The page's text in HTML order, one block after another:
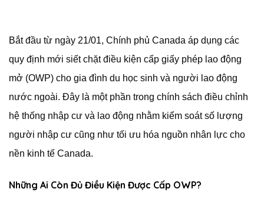
Bắt đầu từ ngày 21/01, Chính phủ Canada áp dụng các
quy định mới siết chặt điều kiện cấp giấy phép lao động
mở (OWP) cho gia đình du học sinh và người lao động
nước ngoài. Đây là một phần trong chính sách điều chỉnh
hệ thống nhập cư và lao động nhằm kiểm soát số lượng
người nhập cư cũng như tối ưu hóa nguồn nhân lực cho
nền kinh tế Canada.
Những Ai Còn Đủ Điều Kiện Được Cấp OWP?